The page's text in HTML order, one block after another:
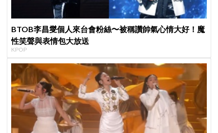
BTOB李昌燮個人來台會粉絲〜被稱讚帥氣心情大好！魔
性笑聲與表情包大放送
KPOP